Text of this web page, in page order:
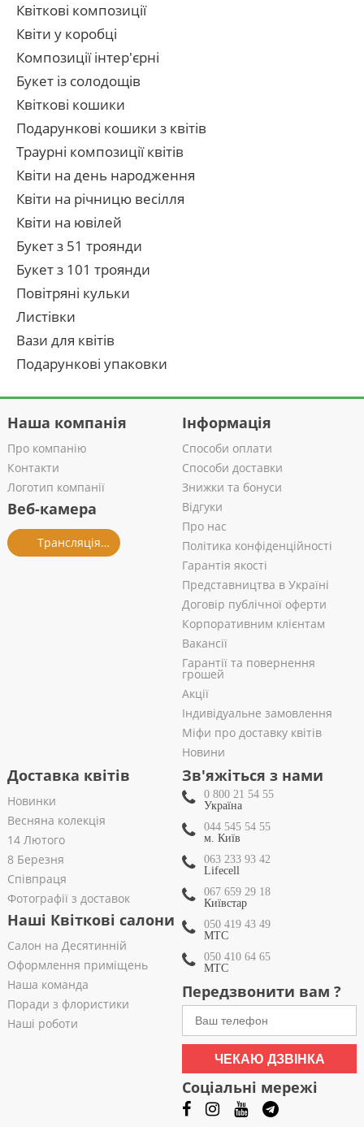
Квіткові композиції
Квіти у коробці
Композиції інтер'єрні
Букет із солодощів
Квіткові кошики
Подарункові кошики з квітів
Траурні композиції квітів
Квіти на день народження
Квіти на річницю весілля
Квіти на ювілей
Букет з 51 троянди
Букет з 101 троянди
Повітряні кульки
Листівки
Вази для квітів
Подарункові упаковки
Наша компанія
Про компанію
Контакти
Логотип компанії
Веб-камера
Трансляція із салону
Інформація
Способи оплати
Способи доставки
Знижки та бонуси
Відгуки
Про нас
Політика конфіденційності
Гарантія якості
Представництва в Україні
Договір публічної оферти
Корпоративним клієнтам
Вакансії
Гарантії та повернення
грошей
Акції
Індивідуальне замовлення
Міфи про доставку квітів
Новини
Доставка квітів
Новинки
Весняна колекція
14 Лютого
8 Березня
Співпраця
Фотографії з доставок
Наші Квіткові салони
Салон на Десятинній
Оформлення приміщень
Наша команда
Поради з флористики
Наші роботи
Зв'яжіться з нами
0 800 21 54 55
Україна
044 545 54 55
м. Київ
063 233 93 42
Lifecell
067 659 29 18
Київстар
050 419 43 49
МТС
050 410 64 65
МТС
Передзвонити вам ?
ЧЕКАЮ ДЗВІНКА
Соціальні мережі